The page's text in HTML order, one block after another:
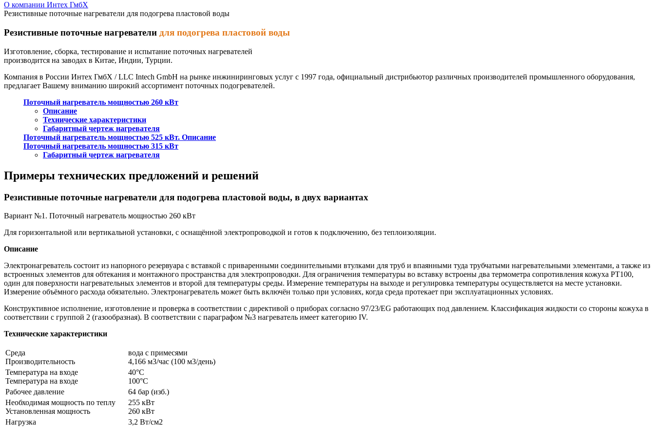
О компании Интех ГмбХ
Резистивные поточные нагреватели для подогрева пластовой воды
Резистивные поточные нагреватели для подогрева пластовой воды
Изготовление, сборка, тестирование и испытание поточных нагревателей
производится на заводах в Китае, Индии, Турции.
Компания в России Интех ГмбХ / LLC Intech GmbH на рынке инжиниринговых услуг с 1997 года, официальный дистрибьютор различных производителей промышленного оборудования,
предлагает Вашему вниманию широкий ассортимент поточных подогревателей.
Поточный нагреватель мощностью 260 кВт
Описание
Технические характеристики
Габаритный чертеж нагревателя
Поточный нагреватель мощностью 525 кВт. Описание
Поточный нагреватель мощностью 315 кВт
Габаритный чертеж нагревателя
Примеры технических предложений и решений
Резистивные поточные нагреватели для подогрева пластовой воды, в двух вариантах
Вариант №1. Поточный нагреватель мощностью 260 кВт
Для горизонтальной или вертикальной установки, с оснащённой электропроводкой и готов к подключению, без теплоизоляции.
Описание
Электронагреватель состоит из напорного резервуара с вставкой с приваренными соединительными втулками для труб и впаянными туда трубчатыми нагревательными элементами, а также из
встроенных элементов для обтекания и монтажного пространства для электропроводки. Для ограничения температуры во вставку встроены два термометра сопротивления кожуха PT100,
один для поверхности нагревательных элементов и второй для температуры среды. Измерение температуры на выходе и регулировка температуры осуществляется на месте установки.
Измерение объёмного расхода обязательно. Электронагреватель может быть включён только при условиях, когда среда протекает при эксплуатационных условиях.
Конструктивное исполнение, изготовление и проверка в соответствии с директивой о приборах согласно 97/23/EG работающих под давлением. Классификация жидкости со стороны кожуха в
соответствии с группой 2 (газообразная). В соответствии с параграфом №3 нагреватель имеет категорию IV.
Технические характеристики
Среда
Производительность
вода с примесями
4,166 м3/час (100 м3/день)
Температура на входе
Температура на входе
40°С
100°С
Рабочее давление
64 бар (изб.)
Необходимая мощность по теплу
Установленная мощность
255 кВт
260 кВт
Нагрузка
3,2 Вт/см2